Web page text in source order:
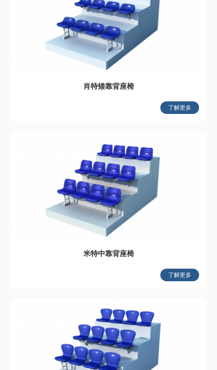
肖特矮靠背座椅
了解更多
米特中靠背座椅
了解更多